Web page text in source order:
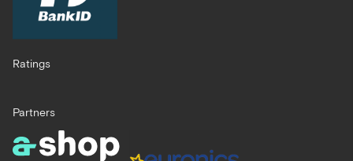
Ratings
Partners